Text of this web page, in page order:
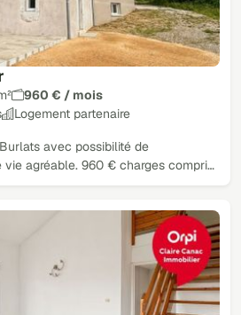
960 € / mois
Logement partenaire
avec possibilité de
vie agréable. 960 € charges compri…